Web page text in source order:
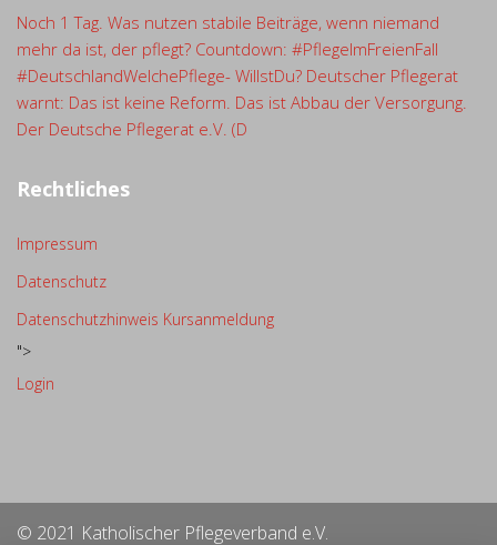
Noch 1 Tag. Was nutzen stabile Beiträge, wenn niemand
mehr da ist, der pflegt? Countdown: #PflegeImFreienFall
#DeutschlandWelchePflege- WillstDu? Deutscher Pflegerat
warnt: Das ist keine Reform. Das ist Abbau der Versorgung.
Der Deutsche Pflegerat e.V. (D
Rechtliches
Impressum
Datenschutz
Datenschutzhinweis Kursanmeldung
">
Login
© 2021 Katholischer Pflegeverband e.V.